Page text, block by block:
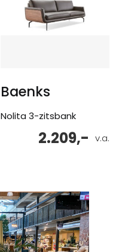
Baenks
Nolita 3-zitsbank
v.a.
2.209,-